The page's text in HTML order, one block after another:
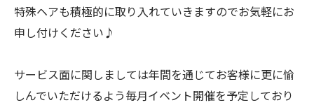
特殊ヘアも積極的に取り入れていきますのでお気軽にお
申し付けください♪
サービス面に関しましては年間を通じてお客様に更に愉
しんでいただけるよう毎月イベント開催を予定しており